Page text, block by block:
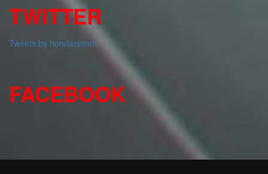
TWITTER
Tweets by hondacomm
FACEBOOK